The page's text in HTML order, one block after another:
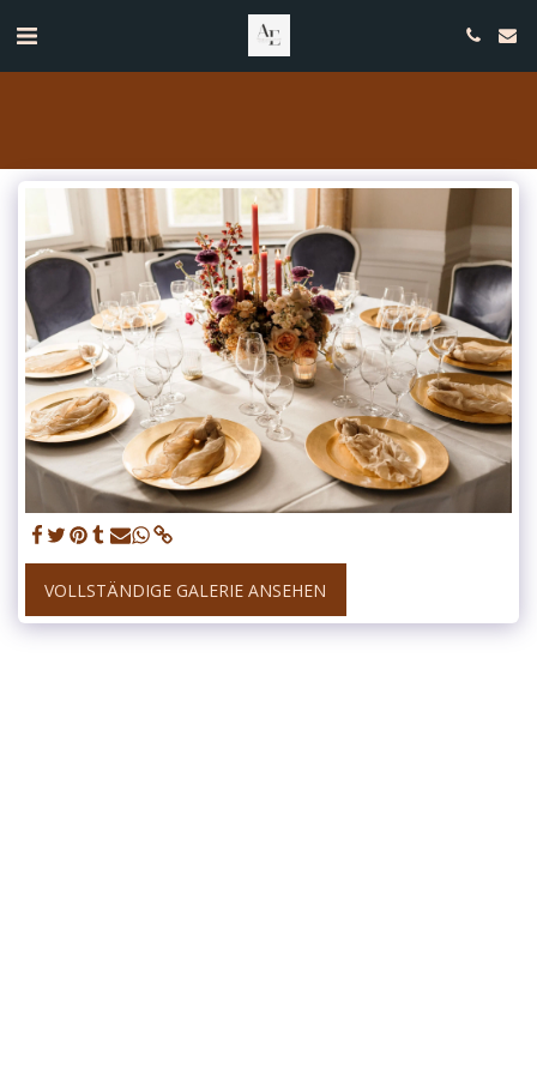
VOLLSTÄNDIGE GALERIE ANSEHEN